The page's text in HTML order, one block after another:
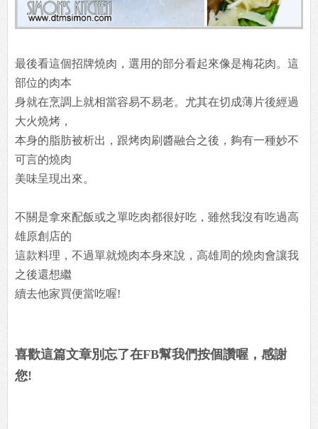
最後看這個招牌燒肉，選用的部分看起來像是梅花肉。這
部位的肉本
身就在烹調上就相當容易不易老。尤其在切成薄片後經過
大火燒烤，
本身的脂肪被析出，跟烤肉刷醬融合之後，夠有一種妙不
可言的燒肉
美味呈現出來。
不關是拿來配飯或之單吃肉都很好吃，雖然我沒有吃過高
雄原創店的
這款料理，不過單就燒肉本身來說，高雄周的燒肉會讓我
之後還想繼
續去他家買便當吃喔!
喜歡這篇文章別忘了在FB幫我們按個讚喔，感謝
您!